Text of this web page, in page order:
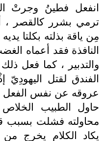
انفعل فطينُ وجرتْ
ترمي بشرر كالقصر ،
مِن ياقة بذلته بكلتا
النافذة فقد أعماه
والتدبير ، كما فعل
الفندق لقتل
عروقه عن نفس الفعل
حاول الطبيب
محاولته فشلت بسبب
يكاد الكلام يخرج